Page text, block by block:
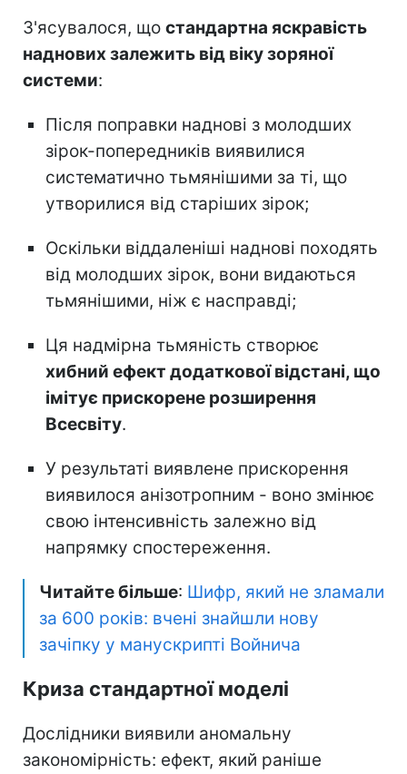
З'ясувалося, що стандартна яскравість
наднових залежить від віку зоряної
системи:
Після поправки наднові з молодших
зірок-попередників виявилися
систематично тьмянішими за ті, що
утворилися від старіших зірок;
Оскільки віддаленіші наднові походять
від молодших зірок, вони видаються
тьмянішими, ніж є насправді;
Ця надмірна тьмяність створює
хибний ефект додаткової відстані, що
імітує прискорене розширення
Всесвіту.
У результаті виявлене прискорення
виявилося анізотропним - воно змінює
свою інтенсивність залежно від
напрямку спостереження.
Читайте більше: Шифр, який не зламали
за 600 років: вчені знайшли нову
зачіпку у манускрипті Войнича
Криза стандартної моделі
Дослідники виявили аномальну
закономірність: ефект, який раніше